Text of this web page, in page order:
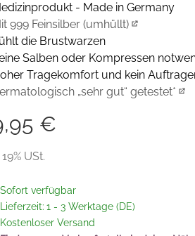
- Made in Germany
999 Feinsilber (umhüllt)
die Brustwarzen
Salben oder Kompressen
Tragekomfort und kein
„sehr gut“ getestet*
€
USt.
Sofort verfügbar
Lieferzeit: 1 - 3 Werktage (DE)
Kostenloser Versand